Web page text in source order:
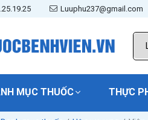
Luuphu237@gmail.com
MỤC THUỐC THỰC